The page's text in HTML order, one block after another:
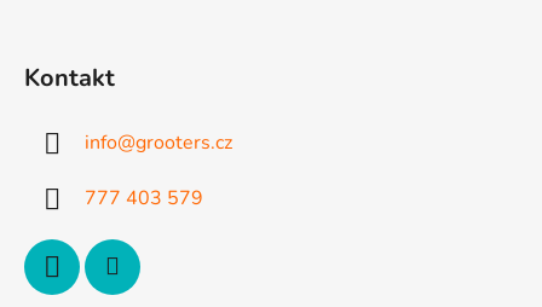
Kontakt
info@grooters.cz
777 403 579